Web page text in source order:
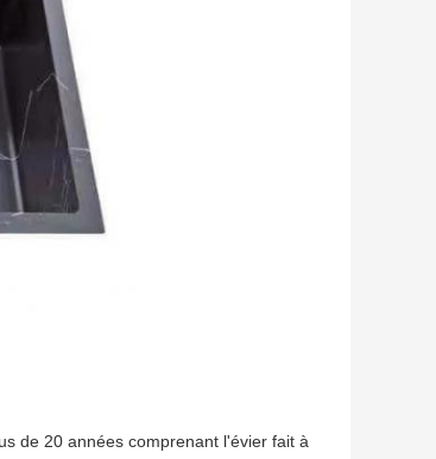
de 20 années comprenant l'évier fait à